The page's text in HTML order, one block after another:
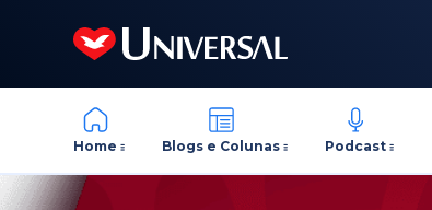
Home Blogs e Colunas Podcast